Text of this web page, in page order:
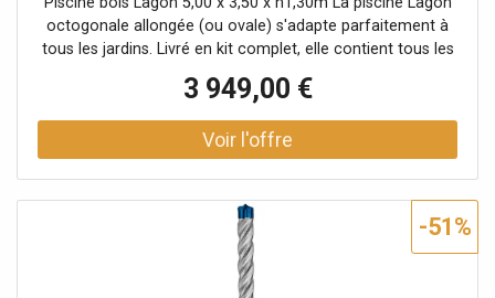
octogonale allongée (ou ovale) s'adapte parfaitement à
tous les jardins. Livré en kit complet, elle contient tous les
équipements nécessaires au bon fonctionnement d'une
piscine bois à savoir un liner 60/100e, une échelle
intérieure Inox, une
3 949,00 €
-51%